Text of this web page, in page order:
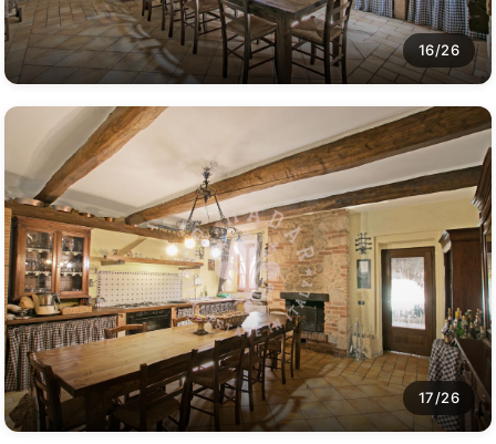
16/26
17/26